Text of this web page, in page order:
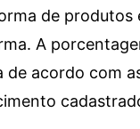
de produtos
A
de acordo com